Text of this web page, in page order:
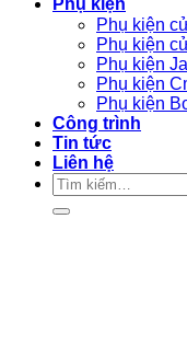
Phụ kiện
Phụ kiện
Phụ kiện
Phụ kiện
Phụ kiện
Phụ kiện
Công trình
Tin tức
Liên hệ
Tìm
kiếm: